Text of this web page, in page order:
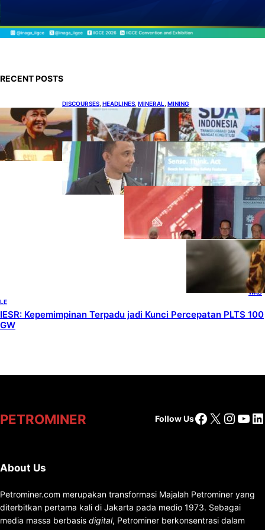
RECENT POSTS
DISCOURSES HEADLINES MINERAL MINING
Bahlil Luncurkan 10 Buku Rekam Jejak
Kepemimpinan dan Kebijakan
HEADLINES, TECHNOLOGY
Teknologi Keselamatan, Penentu
Baru Persaingan Industri
Otomotif
DOWNSTREAM
HEADLINES
Terbuka, Peluang
Usaha bagi IKM
Alas Kaki Lokal
ENER
GY ,
HEAD
LINES
,
RENE
WAB
LE
IESR: Kepemimpinan Terpadu jadi Kunci Percepatan PLTS 100
GW
PETROMINER Follow UsFacebook
X
About Us
Petrominer.com merupakan transformasi Majalah Petrominer yang
diterbitkan pertama kali di Jakarta pada medio 1973. Sebagai
media massa berbasis digital, Petrominer berkonsentrasi dalam